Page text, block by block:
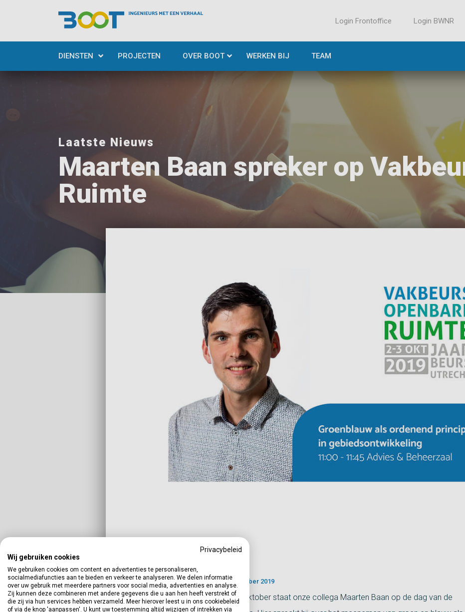
Login Frontoffice Login BWNR
DIENSTEN PROJECTEN OVER BOOT WERKEN BIJ TEAM
Laatste Nieuws
Maarten Baan spreker op
Ruimte
vrijdag 20 september 2019
Donderdag 3 oktober staat onze collega Maarten Baan op de dag van de
Privacybeleid
Wij gebruiken cookies
We gebruiken cookies om content en advertenties te personaliseren,
socialmediafuncties aan te bieden en verkeer te analyseren. We delen informatie
over uw gebruik met meerdere partners voor social media, advertenties en analyse.
Zij kunnen deze combineren met andere gegevens die u aan hen heeft verstrekt of
die zij via hun services hebben verzameld. Meer hierover leest u in ons cookiebeleid
of via de knop 'aanpassen'. U kunt uw toestemming altijd wijzigen of intrekken via